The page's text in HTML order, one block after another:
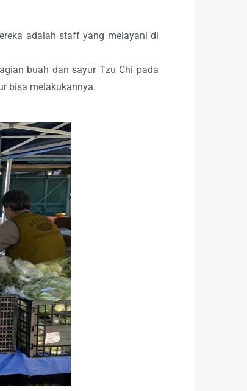
adalah staff yang melayani di
buah dan sayur Tzu Chi pada
bisa melakukannya.